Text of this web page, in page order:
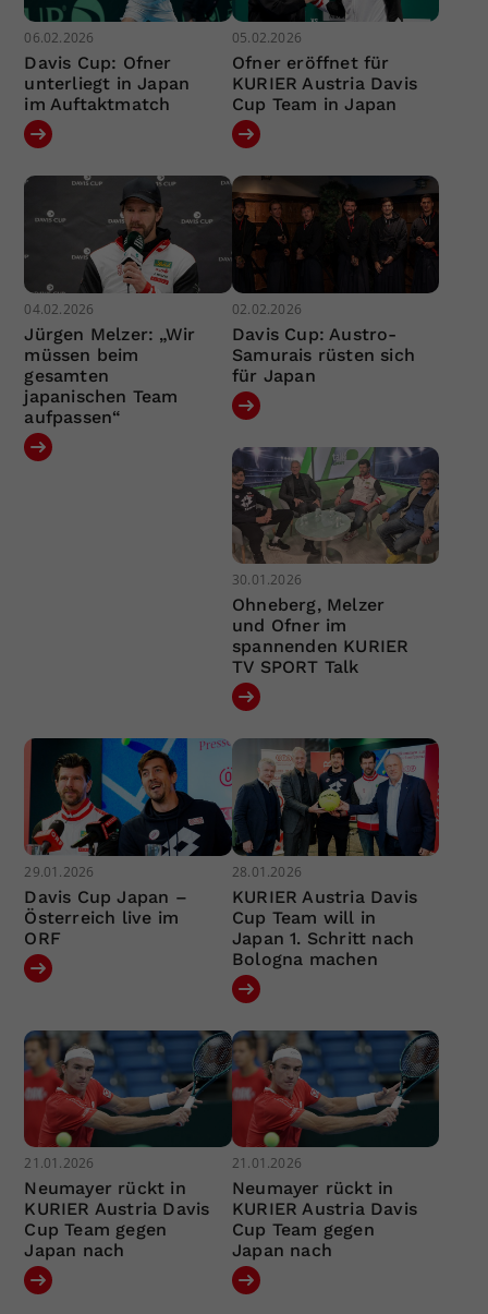
06.02.2026
Davis Cup: Ofner
unterliegt in Japan
im Auftaktmatch
05.02.2026
Ofner eröffnet für
KURIER Austria Davis
Cup Team in Japan
04.02.2026
Jürgen Melzer: „Wir
müssen beim
gesamten
japanischen Team
aufpassen“
02.02.2026
Davis Cup: Austro-
Samurais rüsten sich
für Japan
30.01.2026
Ohneberg, Melzer
und Ofner im
spannenden KURIER
TV SPORT Talk
29.01.2026
Davis Cup Japan –
Österreich live im
ORF
28.01.2026
KURIER Austria Davis
Cup Team will in
Japan 1. Schritt nach
Bologna machen
21.01.2026
Neumayer rückt in
KURIER Austria Davis
Cup Team gegen
Japan nach
21.01.2026
Neumayer rückt in
KURIER Austria Davis
Cup Team gegen
Japan nach